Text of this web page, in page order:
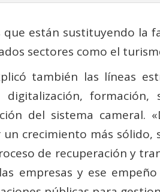
que están sustituyendo la
sectores como el
también las líneas
digitalización,
del sistema cameral.
un crecimiento más sólido,
de recuperación y
empresas y ese